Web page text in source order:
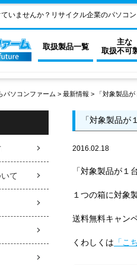
いませんか？リサイクル企業のパソコ
取扱製品一覧
主な
取扱不可
パソコンファーム > 最新情報 > 「対象製品
「対象製品が
2016.02.18
「対象製品が１
１つの箱に対象
送料無料キャン
くわしくは 「こ
て